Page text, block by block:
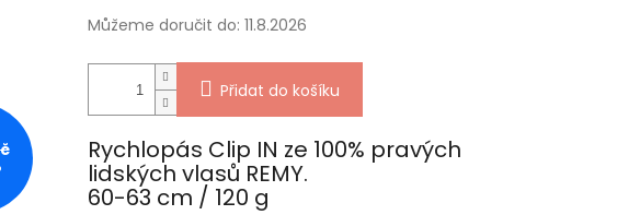
Můžeme doručit do: 11.8.2026
Přidat do košíku
Rychlopás Clip IN ze 100% pravých
lidských vlasů REMY.
60-63 cm / 120 g